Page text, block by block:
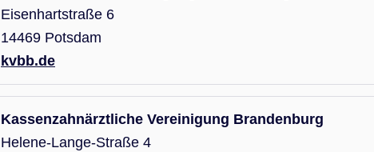
Eisenhartstraße 6
14469 Potsdam
kvbb.de
Kassenzahnärztliche Vereinigung Brandenburg
Helene-Lange-Straße 4